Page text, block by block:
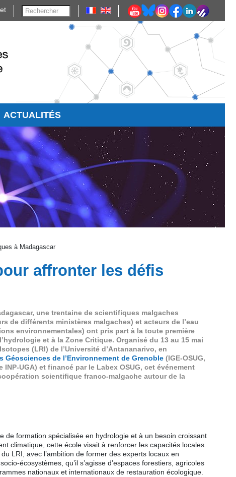
ACTUALITÉS
à Madagascar
affronter les défis
une trentaine de scientifiques malgaches
de différents ministères malgaches) et acteurs de l’eau
environnementales) ont pris part à la toute première
et à la Zone Critique. Organisé du 13 au 15 mai
(LRI) de l’Université d’Antananarivo, en
Géosciences de l’Environnement de Grenoble (IGE-OSUG,
INP-UGA) et financé par le Labex OSUG, cet événement
scientifique franco-malgache autour de la
de formation spécialisée en hydrologie et à un besoin croissant
climatique, cette école visait à renforcer les capacités locales.
LRI, avec l’ambition de former des experts locaux en
écosystèmes, qu’il s’agisse d’espaces forestiers, agricoles
nationaux et internationaux de restauration écologique.